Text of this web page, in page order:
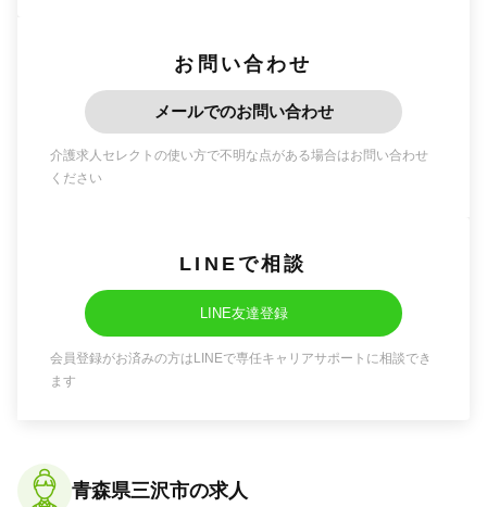
お問い合わせ
メールでのお問い合わせ
介護求人セレクトの使い方で不明な点がある場合はお問い合わせ
ください
LINEで相談
LINE友達登録
会員登録がお済みの方はLINEで専任キャリアサポートに相談でき
ます
青森県三沢市の求人